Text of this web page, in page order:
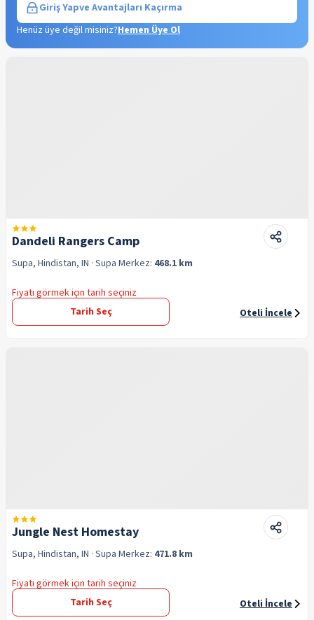
Giriş Yapve Avantajları Kaçırma
Henüz üye değil misiniz?Hemen Üye Ol
Dandeli Rangers Camp
Supa, Hindistan, IN · Supa Merkez: 468.1 km
Fiyatı görmek için tarih seçiniz
Tarih Seç
Oteli İncele
Jungle Nest Homestay
Supa, Hindistan, IN · Supa Merkez: 471.8 km
Fiyatı görmek için tarih seçiniz
Tarih Seç
Oteli İncele